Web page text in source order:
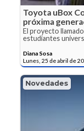
Toyota uBox
próxima
El proyecto
estudiantes
Diana Sosa
Lunes, 25 de abril de
Novedades